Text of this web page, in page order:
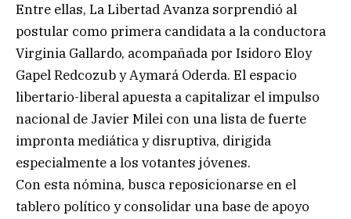
Entre ellas, La Libertad Avanza sorprendió al
postular como primera candidata a la conductora
Virginia Gallardo, acompañada por Isidoro Eloy
Gapel Redcozub y Aymará Oderda. El espacio
libertario-liberal apuesta a capitalizar el impulso
nacional de Javier Milei con una lista de fuerte
impronta mediática y disruptiva, dirigida
especialmente a los votantes jóvenes.
Con esta nómina, busca reposicionarse en el
tablero político y consolidar una base de apoyo